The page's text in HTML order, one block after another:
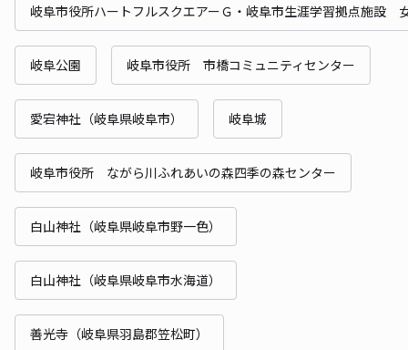
岐阜市役所ハートフルスクエアーＧ・岐阜市生涯学習拠点施設
岐阜公園 岐阜市役所 市橋コミュニティセンター
愛宕神社（岐阜県岐阜市） 岐阜城
岐阜市役所 ながら川ふれあいの森四季の森センター
白山神社（岐阜県岐阜市野一色）
白山神社（岐阜県岐阜市水海道）
善光寺（岐阜県羽島郡笠松町）